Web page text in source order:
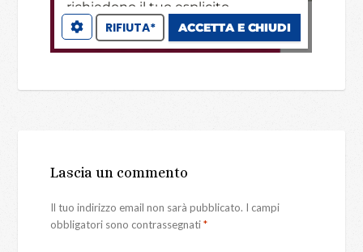
Lascia un commento
Il tuo indirizzo email non sarà pubblicato. I campi
obbligatori sono contrassegnati*